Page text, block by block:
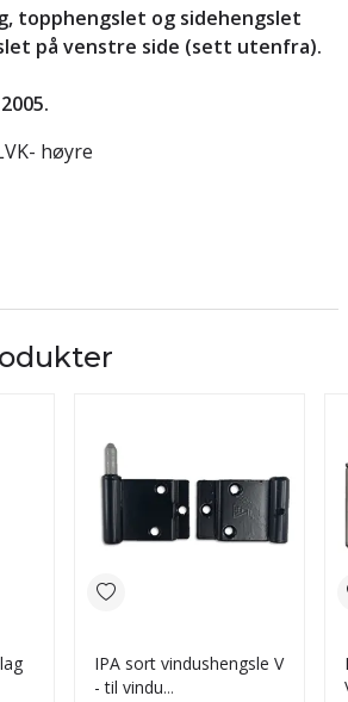
topphengslet og sidehengslet
på venstre side (sett utenfra).
høyre
IPA sort vindushengsle V
- til vindu